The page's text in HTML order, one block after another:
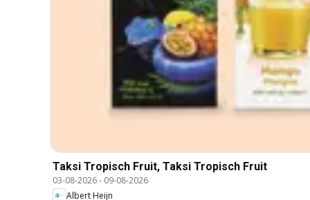
Taksi Tropisch Fruit, Taksi Tropisch Fruit
03-08-2026- 09-08-2026
Albert Heijn